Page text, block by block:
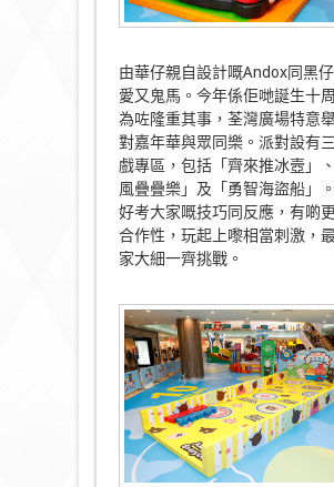
由華仔親自設計嘅Andox同黑
愛又鬼馬。今年係佢哋誕生十
為咗隆重其事，荃灣廣場特意
對嘉年華與眾同樂。派對設有
戲專區，包括「齊來推冰壼」
風疊疊樂」及「勇智海盜船」
好考大家嘅技巧同反應，有啲
合作性，玩起上嚟相當刺激，
家大細一齊挑戰。